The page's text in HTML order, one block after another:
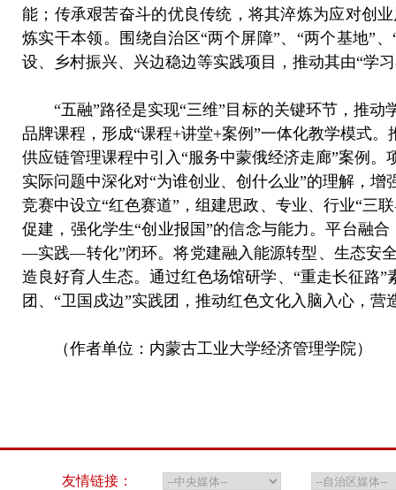
能；传承艰苦奋斗的优良传统，将其淬炼为应对创
炼实干本领。围绕自治区“两个屏障”、“两个基地”
设、乡村振兴、兴边稳边等实践项目，推动其由“学
“五融”路径是实现“三维”目标的关键环节，推动
品牌课程，形成“课程+讲堂+案例”一体化教学模式
供应链管理课程中引入“服务中蒙俄经济走廊”案例
实际问题中深化对“为谁创业、创什么业”的理解，
竞赛中设立“红色赛道”，组建思政、专业、行业“三
促建，强化学生“创业报国”的信念与能力。平台融
—实践—转化”闭环。将党建融入能源转型、生态安
造良好育人生态。通过红色场馆研学、“重走长征路
团、“卫国戍边”实践团，推动红色文化入脑入心，
（作者单位：内蒙古工业大学经济管理学院）
友情链接：